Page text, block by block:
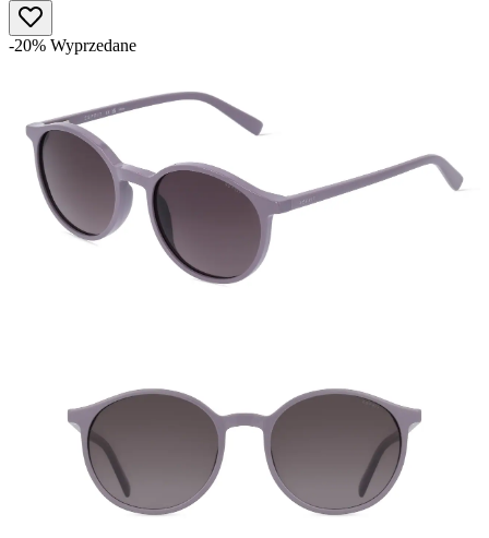
-20% Wyprzedane